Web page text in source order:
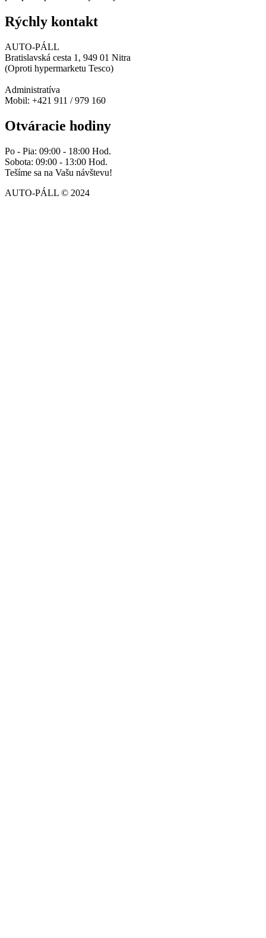
Rýchly kontakt
AUTO-PÁLL
Bratislavská cesta 1, 949 01 Nitra
(Oproti hypermarketu Tesco)
Administratíva
Mobil: +421 911 / 979 160
Otváracie hodiny
Po - Pia: 09:00 - 18:00 Hod.
Sobota: 09:00 - 13:00 Hod.
Tešíme sa na Vašu návštevu!
AUTO-PÁLL © 2024